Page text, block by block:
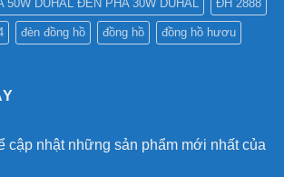
DUHAL ĐÈN PHA 30W DUHAL ĐH 2888
đèn đồng hồ đồng hồ đồng hồ hươu
cập nhật những sản phẩm mới nhất của